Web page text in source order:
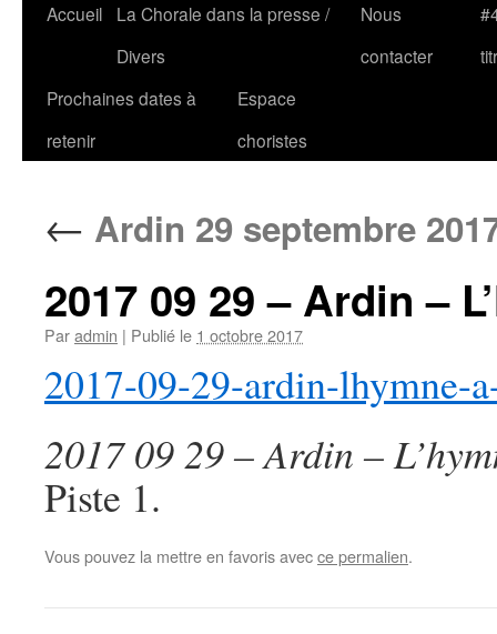
Accueil
La Chorale dans la presse /
Divers
Nous
contacter
Prochaines dates à
retenir
Espace
choristes
← Ardin 29 septembre
2017 09 29 – Ardin –
Paradmin | Publié le 1 octobre 2017
2017-09-29-ardin-lhymne-
2017 09 29 – Ardin –
Piste 1.
Vous pouvez la mettre en favoris avecce permalien.